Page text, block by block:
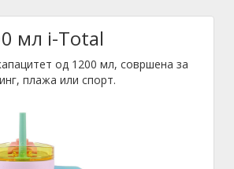
мл i-Total
од 1200 мл, совршена за
плажа или спорт.